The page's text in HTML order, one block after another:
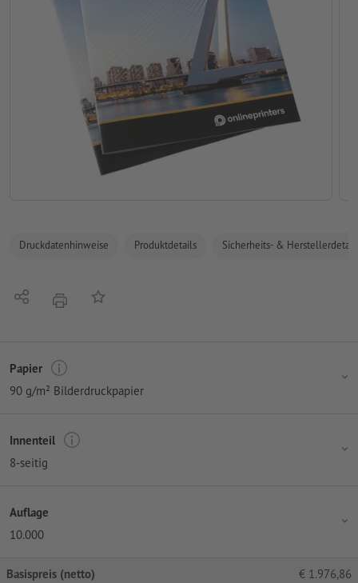
Druckdatenhinweise Produktdetails Sicherheits- &
Teilen DruckenAuf die Merkliste
Papier
90 g/m² Bilderdruckpapier
Innenteil
8-seitig
Auflage
10.000
Basispreis (netto) € 1.976,86